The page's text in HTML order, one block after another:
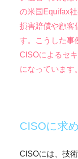
の米国Equifax
損害賠償や顧客
す。こうした事
CISOによるセ
になっています。
CISOに求
CISOには、技